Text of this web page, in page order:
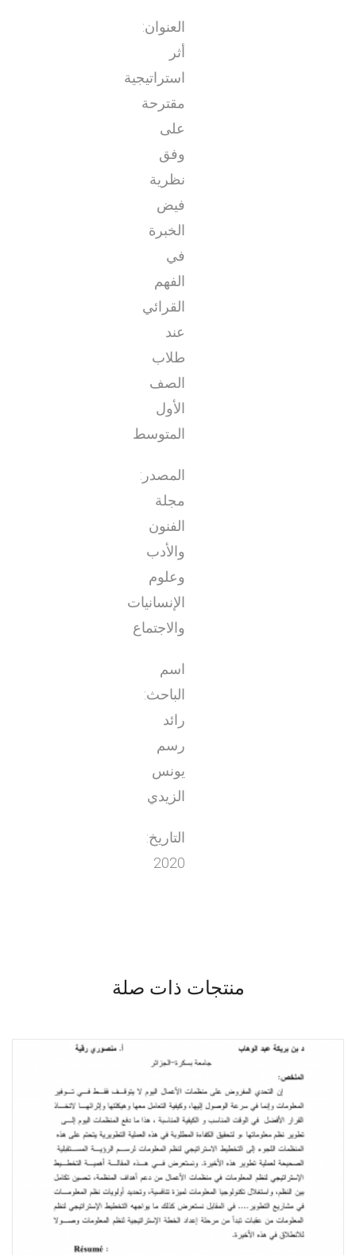
العنوان:
أثر
استراتيجية
مقترحة
على
وفق
نظرية
فيض
الخبرة
في
الفهم
القرائي
عند
طلاب
الصف
الأول
المتوسط
المصدر:
مجلة
الفنون
والأدب
وعلوم
الإنسانيات
والاجتماع
اسم
الباحث:
رائد
رسم
يونس
الزيدي
التاريخ:
2020
منتجات ذات صلة